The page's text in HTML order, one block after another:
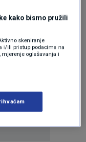
kako bismo pružili
skeniranje
i/ili pristup podacima na
oglašavanja i